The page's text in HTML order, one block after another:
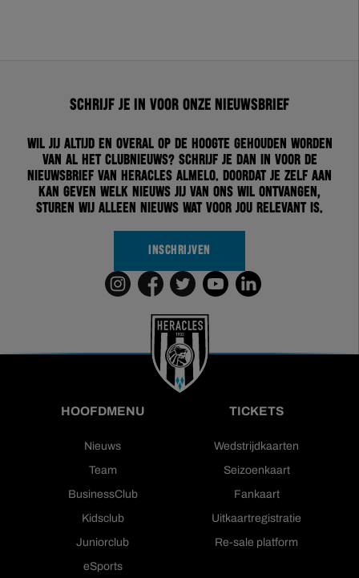
Schrijf je in voor onze nieuwsbrief
Wil jij altijd en overal op de hoogte gehouden worden
van al het clubnieuws? Schrijf je dan in voor de
nieuwsbrief van Heracles Almelo. Doordat je zelf aan
kan geven welk nieuws jij van ons wil ontvangen,
sturen wij alleen nieuws wat voor jou relevant is.
INSCHRIJVEN
HOOFDMENU
Nieuws
Team
BusinessClub
Kidsclub
Juniorclub
eSports
TICKETS
Wedstrijdkaarten
Seizoenkaart
Fankaart
Uitkaartregistratie
Re-sale platform